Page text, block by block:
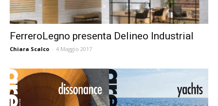
FerreroLegno presenta Delineo Industrial
Chiara Scalco - 4 Maggio 2017